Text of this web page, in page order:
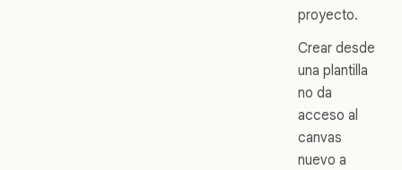
proyecto.
Crear desde
una plantilla
no da
acceso al
canvas
nuevo a